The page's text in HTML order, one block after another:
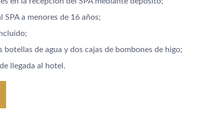
SPA a menores de 16 años;
botellas de agua y dos cajas de bombones de higo;
llegada al hotel.